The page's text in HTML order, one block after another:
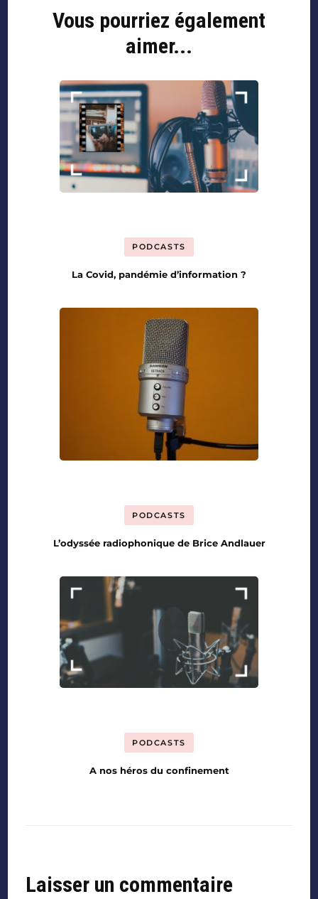
Vous pourriez également
aimer...
PODCASTS
La Covid, pandémie d’information ?
PODCASTS
L’odyssée radiophonique de Brice Andlauer
PODCASTS
A nos héros du confinement
Laisser un commentaire